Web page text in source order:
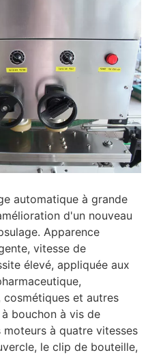
automatique à grande
d'un nouveau
Apparence
vitesse de
élevé, appliquée aux
et autres
bouchon à vis de
à quatre vitesses
le clip de bouteille,